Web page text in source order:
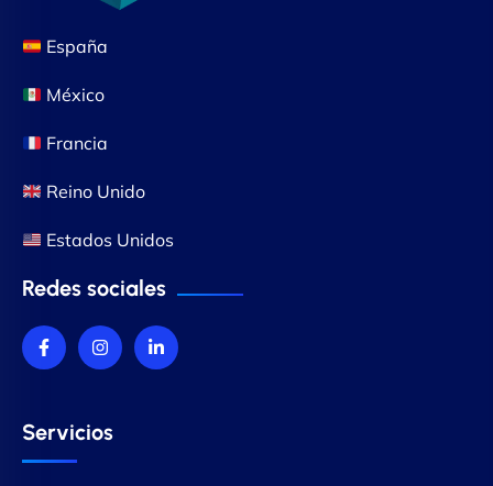
España
México
Francia
Reino Unido
Estados Unidos
Redes sociales
Servicios